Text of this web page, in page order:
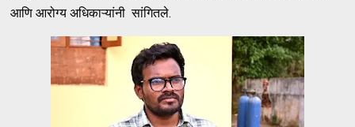
आणि आरोग्य अधिकाऱ्यांनी सांगितले.